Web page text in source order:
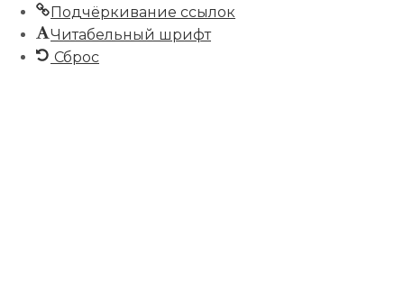
Подчёркивание ссылок
Читабельный шрифт
Сброс